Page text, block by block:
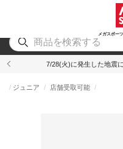
メガスポー
アウトドア
7/28(火)に発生した地震
ジュニア 店舗受取可能